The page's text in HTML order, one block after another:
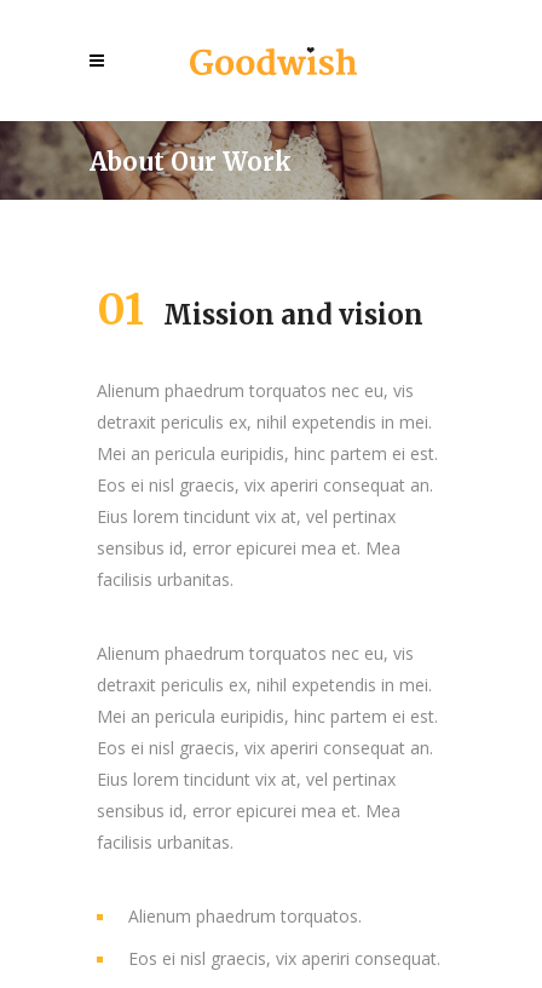
About Our Work
01 Mission and vision
Alienum phaedrum torquatos nec eu, vis
detraxit periculis ex, nihil expetendis in mei.
Mei an pericula euripidis, hinc partem ei est.
Eos ei nisl graecis, vix aperiri consequat an.
Eius lorem tincidunt vix at, vel pertinax
sensibus id, error epicurei mea et. Mea
facilisis urbanitas.
Alienum phaedrum torquatos nec eu, vis
detraxit periculis ex, nihil expetendis in mei.
Mei an pericula euripidis, hinc partem ei est.
Eos ei nisl graecis, vix aperiri consequat an.
Eius lorem tincidunt vix at, vel pertinax
sensibus id, error epicurei mea et. Mea
facilisis urbanitas.
Alienum phaedrum torquatos.
Eos ei nisl graecis, vix aperiri consequat.